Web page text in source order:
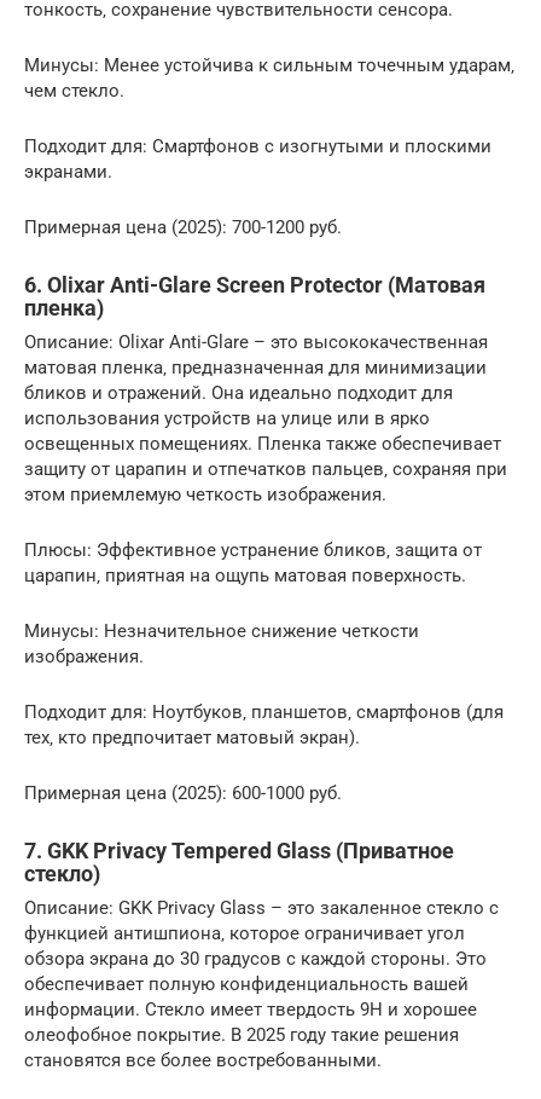
тонкость‚ сохранение чувствительности сенсора.
Минусы: Менее устойчива к сильным точечным ударам‚
чем стекло.
Подходит для: Смартфонов с изогнутыми и плоскими
экранами.
Примерная цена (2025): 700-1200 руб.
6. Olixar Anti-Glare Screen Protector (Матовая
пленка)
Описание: Olixar Anti-Glare – это высококачественная
матовая пленка‚ предназначенная для минимизации
бликов и отражений. Она идеально подходит для
использования устройств на улице или в ярко
освещенных помещениях. Пленка также обеспечивает
защиту от царапин и отпечатков пальцев‚ сохраняя при
этом приемлемую четкость изображения.
Плюсы: Эффективное устранение бликов‚ защита от
царапин‚ приятная на ощупь матовая поверхность.
Минусы: Незначительное снижение четкости
изображения.
Подходит для: Ноутбуков‚ планшетов‚ смартфонов (для
тех‚ кто предпочитает матовый экран).
Примерная цена (2025): 600-1000 руб.
7. GKK Privacy Tempered Glass (Приватное
стекло)
Описание: GKK Privacy Glass – это закаленное стекло с
функцией антишпиона‚ которое ограничивает угол
обзора экрана до 30 градусов с каждой стороны. Это
обеспечивает полную конфиденциальность вашей
информации. Стекло имеет твердость 9H и хорошее
олеофобное покрытие. В 2025 году такие решения
становятся все более востребованными.